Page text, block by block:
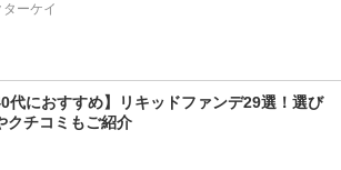
ターケイ
代におすすめ】リキッドファンデ29選！選び
クチコミもご紹介